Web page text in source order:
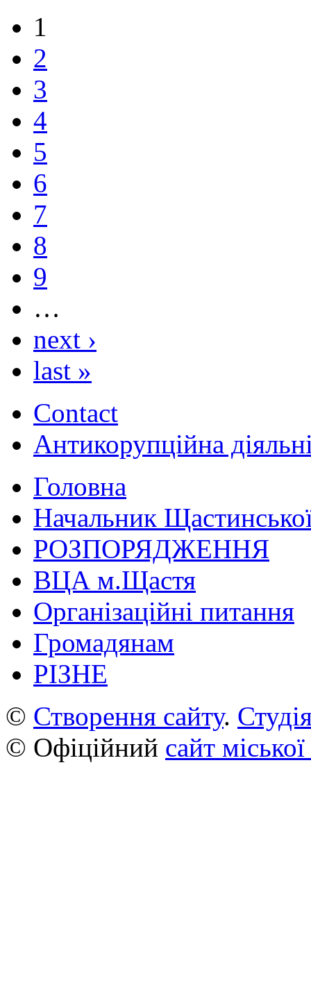
1
2
3
4
5
6
7
8
9
…
next ›
last »
Contact
Антикорупційна
Головна
Начальник
РОЗПОРЯДЖЕННЯ
ВЦА м.Щастя
Організаційні питання
Громадянам
РІЗНЕ
© Створення сайту.
© Офіційний сайт